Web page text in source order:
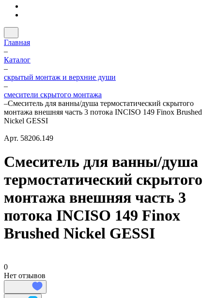
Главная
–
Каталог
–
скрытый монтаж и верхние души
–
смесители скрытого монтажа
–Смеситель для ванны/душа термостатический скрытого
монтажа внешняя часть 3 потока INCISO 149 Finox Brushed
Nickel GESSI
Арт. 58206.149
Смеситель для ванны/душа
термостатический скрытого
монтажа внешняя часть 3
потока INCISO 149 Finox
Brushed Nickel GESSI
0
Нет отзывов